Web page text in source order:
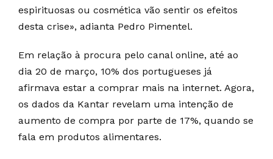
espirituosas ou cosmética vão sentir os efeitos
desta crise», adianta Pedro Pimentel.
Em relação à procura pelo canal online, até ao
dia 20 de março, 10% dos portugueses já
afirmava estar a comprar mais na internet. Agora,
os dados da Kantar revelam uma intenção de
aumento de compra por parte de 17%, quando se
fala em produtos alimentares.